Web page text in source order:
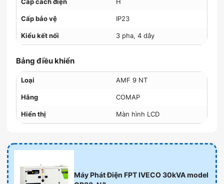
Cấp cách điện H
Cấp bảo vệ IP23
Kiểu kết nối 3 pha, 4 dây
Bảng điều khiển
Loại AMF 9 NT
Hãng COMAP
Hiển thị Màn hình LCD
Máy Phát Điện FPT IVECO 30kVA model